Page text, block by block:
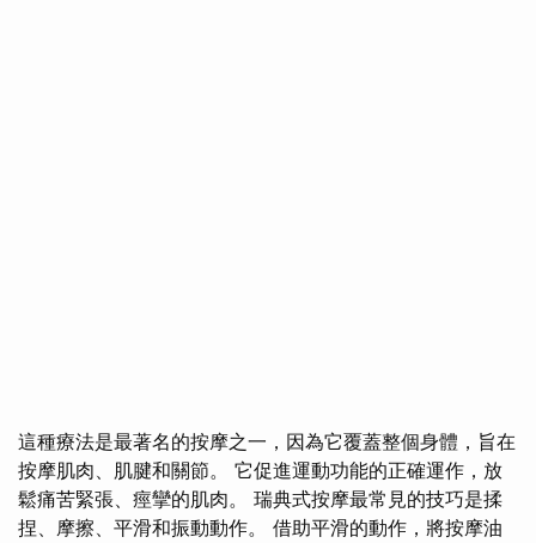
這種療法是最著名的按摩之一，因為它覆蓋整個身體，旨在
按摩肌肉、肌腱和關節。 它促進運動功能的正確運作，放
鬆痛苦緊張、痙攣的肌肉。 瑞典式按摩最常見的技巧是揉
捏、摩擦、平滑和振動動作。 借助平滑的動作，將按摩油